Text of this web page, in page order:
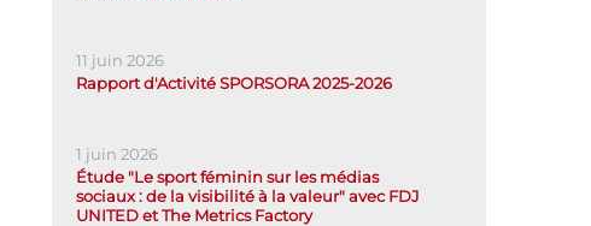
11 juin 2026
Rapport d'Activité SPORSORA 2025-2026
1 juin 2026
Étude "Le sport féminin sur les médias
sociaux : de la visibilité à la valeur" avec FDJ
UNITED et The Metrics Factory